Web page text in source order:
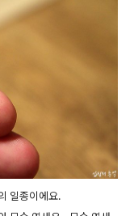
일종이에요.